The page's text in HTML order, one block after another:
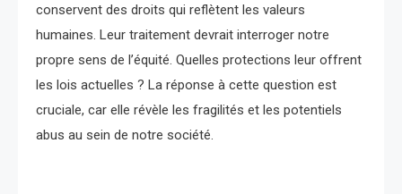
conservent des droits qui reflètent les valeurs
humaines. Leur traitement devrait interroger notre
propre sens de l’équité. Quelles protections leur offrent
les lois actuelles ? La réponse à cette question est
cruciale, car elle révèle les fragilités et les potentiels
abus au sein de notre société.